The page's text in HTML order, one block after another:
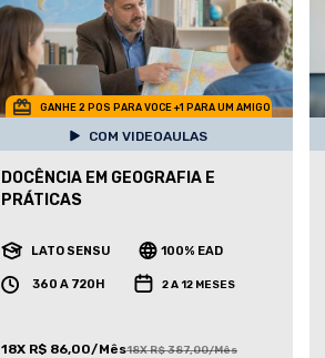
GANHE 2 POS PARA VOCE +1 PARA UM AMIGO
COM VIDEOAULAS
DOCÊNCIA EM GEOGRAFIA E
PRÁTICAS
LATO SENSU 100% EAD
360 A 720H 2 A 12 MESES
18X R$ 86,00/Mês18X R$ 387,00/Mês